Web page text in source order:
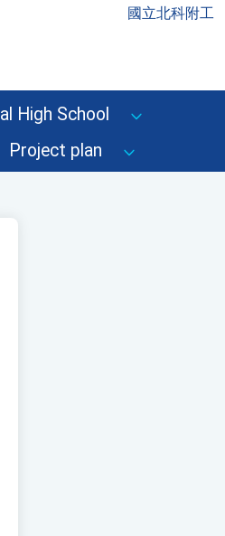
國立北科附工
High School
Project plan